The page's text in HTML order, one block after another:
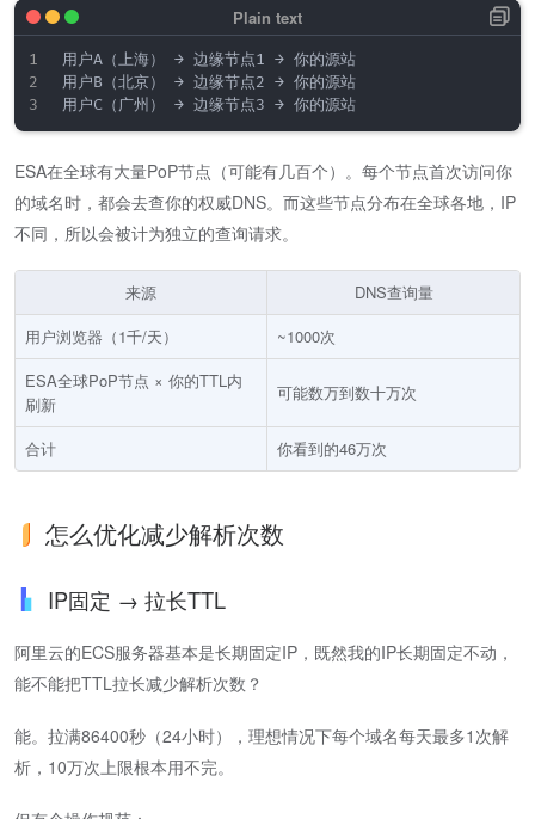
用户A（上海） → 边缘节点1 → 你的源站
用户B（北京） → 边缘节点2 → 你的源站
ESA在全球有大量PoP节点（可能有几百个）。每个节点首次访问你
的域名时，都会去查你的权威DNS。而这些节点分布在全球各地，IP
不同，所以会被计为独立的查询请求。
来源
DNS查询量
用户浏览器（1千/天）
~1000次
ESA全球PoP节点 × 你的TTL内
刷新
可能数万到数十万次
合计 你看到的46万次
怎么优化减少解析次数
IP固定 → 拉长TTL
阿里云的ECS服务器基本是长期固定IP，既然我的IP长期固定不动，
能不能把TTL拉长减少解析次数？
能。拉满86400秒（24小时），理想情况下每个域名每天最多1次解
析，10万次上限根本用不完。